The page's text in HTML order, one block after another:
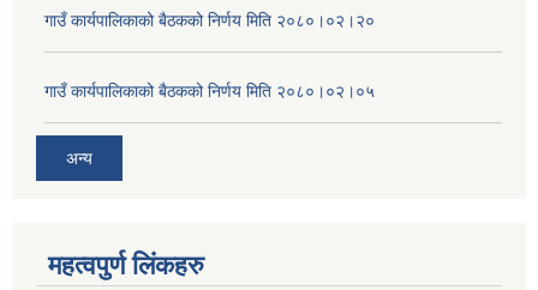
गाउँ कार्यपालिकाको बैठकको निर्णय मिति २०८०।०२।२०
गाउँ कार्यपालिकाको बैठकको निर्णय मिति २०८०।०२।०५
अन्य
महत्वपुर्ण लिंकहरु